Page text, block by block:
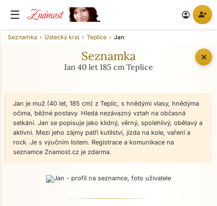
☰ Známost account_circle person_add
✕
Seznamka Ústecký kraj Teplice Jan
Seznamka
Jan 40 let 185 cm Teplice
Jan je muž (40 let, 185 cm) z Teplic, s hnědými vlasy, hnědýma
očima, běžné postavy. Hledá nezávazný vztah na občasná
setkání. Jan se popisuje jako klidný, věrný, spolehlivý, obětavý a
aktivní. Mezi jeho zájmy patří kutilství, jízda na kole, vaření a
rock. Je s výučním listem. Registrace a komunikace na
seznamce Znamost.cz je zdarma.